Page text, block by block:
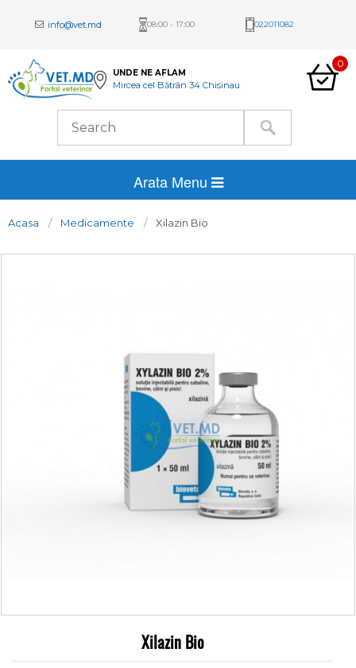
info@vet.md 08:00 - 17:00 022011082
UNDE NE AFLAM
Mircea cel Bătrân 34 Chisinau
0
Arata Menu
Acasa Medicamente Xilazin Bio
Xilazin Bio